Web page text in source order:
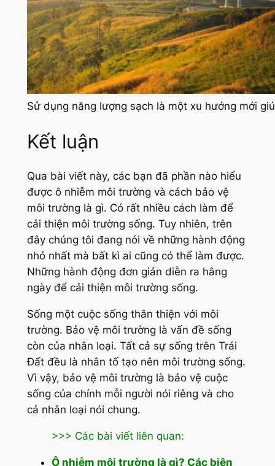
Sử dụng năng lượng sạch là một xu hướng mới
Kết luận
Qua bài viết này, các bạn đã phần nào hiểu
được ô nhiễm môi trường và cách bảo vệ
môi trường là gì. Có rất nhiều cách làm để
cải thiện môi trường sống. Tuy nhiên, trên
đây chúng tôi đang nói về những hành động
nhỏ nhất mà bất kì ai cũng có thể làm được.
Những hành động đơn giản diễn ra hằng
ngày để cải thiện môi trường sống.
Sống một cuộc sống thân thiện với môi
trường. Bảo vệ môi trường là vấn đề sống
còn của nhân loại. Tất cả sự sống trên Trái
Đất đều là nhân tố tạo nên môi trường sống.
Vì vậy, bảo vệ môi trường là bảo vệ cuộc
sống của chính mỗi người nói riêng và cho
cả nhân loại nói chung.
>>> Các bài viết liên quan:
Ô nhiễm môi trường là gì? Các biện